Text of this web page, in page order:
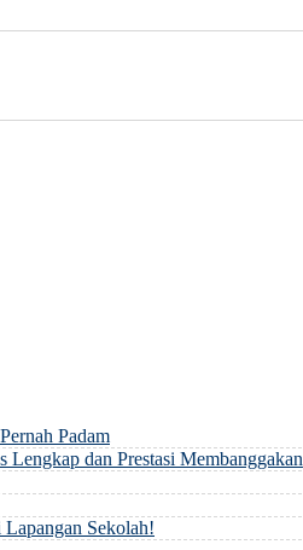
Padam
dan Prestasi Membanggakan
Sekolah!